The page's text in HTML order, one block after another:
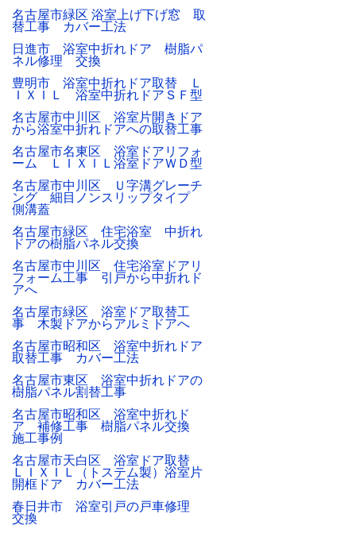
名古屋市緑区 浴室上げ下げ窓 取
替工事 カバー工法
日進市 浴室中折れドア 樹脂パ
ネル修理 交換
豊明市 浴室中折れドア取替 Ｌ
ＩＸＩＬ 浴室中折れドアＳＦ型
名古屋市中川区 浴室片開きドア
から浴室中折れドアへの取替工事
名古屋市名東区 浴室ドアリフォ
ーム ＬＩＸＩＬ浴室ドアＷＤ型
名古屋市中川区 Ｕ字溝グレーチ
ング 細目ノンスリップタイプ
側溝蓋
名古屋市緑区 住宅浴室 中折れ
ドアの樹脂パネル交換
名古屋市中川区 住宅浴室ドアリ
フォーム工事 引戸から中折れド
アへ
名古屋市緑区 浴室ドア取替工
事 木製ドアからアルミドアへ
名古屋市昭和区 浴室中折れドア
取替工事 カバー工法
名古屋市東区 浴室中折れドアの
樹脂パネル割替工事
名古屋市昭和区 浴室中折れド
ア 補修工事 樹脂パネル交換
施工事例
名古屋市天白区 浴室ドア取替
ＬＩＸＩＬ（トステム製）浴室片
開框ドア カバー工法
春日井市 浴室引戸の戸車修理
交換